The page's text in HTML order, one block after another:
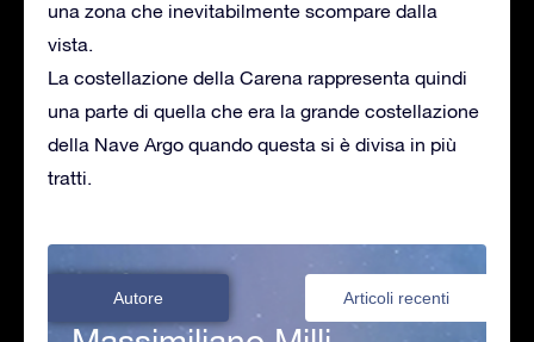
una zona che inevitabilmente scompare dalla
vista.
La costellazione della Carena rappresenta quindi
una parte di quella che era la grande costellazione
della Nave Argo quando questa si è divisa in più
tratti.
Autore Articoli recenti